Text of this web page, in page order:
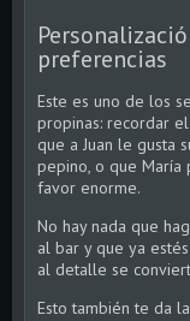
preferencias
Este es uno de los
propinas: recordar
que a Juan le gusta
pepino, o que María
favor enorme.
No hay nada que
al bar y que ya
al detalle se
Esto también te da